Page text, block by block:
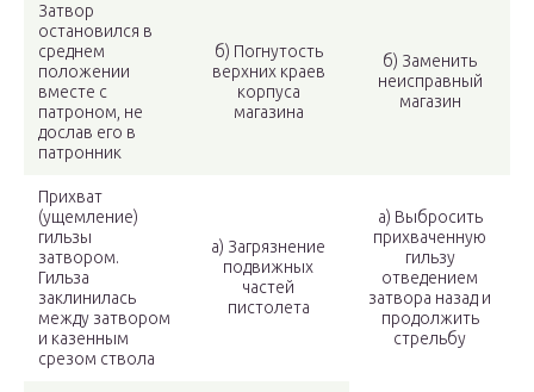
Затвор
остановился в
среднем
положении
вместе с
патроном, не
дослав его в
патронник
б) Погнутость
верхних краев
корпуса
магазина
б) Заменить
неисправный
магазин
Прихват
(ущемление)
гильзы
затвором.
Гильза
заклинилась
между затвором
и казенным
срезом ствола
а) Загрязнение
подвижных
частей
пистолета
а) Выбросить
прихваченную
гильзу
отведением
затвора назад и
продолжить
стрельбу